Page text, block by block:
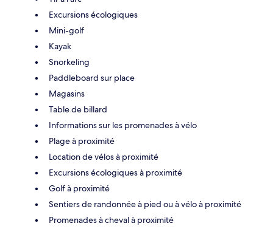
Excursions écologiques
Mini-golf
Kayak
Snorkeling
Paddleboard sur place
Magasins
Table de billard
Informations sur les promenades à vélo
Plage à proximité
Location de vélos à proximité
Excursions écologiques à proximité
Golf à proximité
Sentiers de randonnée à pied ou à vélo à proximité
Promenades à cheval à proximité